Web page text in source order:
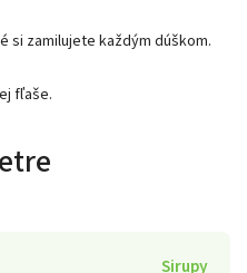
si zamilujete každým dúškom.
fľaše.
Sirupy